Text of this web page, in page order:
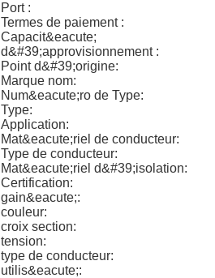
Port :
Termes de paiement :
Capacit&eacute;
d&#39;approvisionnement :
Point d&#39;origine:
Marque nom:
Num&eacute;ro de Type:
Type:
Application:
Mat&eacute;riel de conducteur:
Type de conducteur:
Mat&eacute;riel d&#39;isolation:
Certification:
gain&eacute;:
couleur:
croix section:
tension:
type de conducteur:
utilis&eacute;: